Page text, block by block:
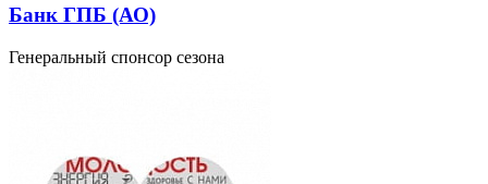
Банк ГПБ (АО)
Генеральный спонсор сезона